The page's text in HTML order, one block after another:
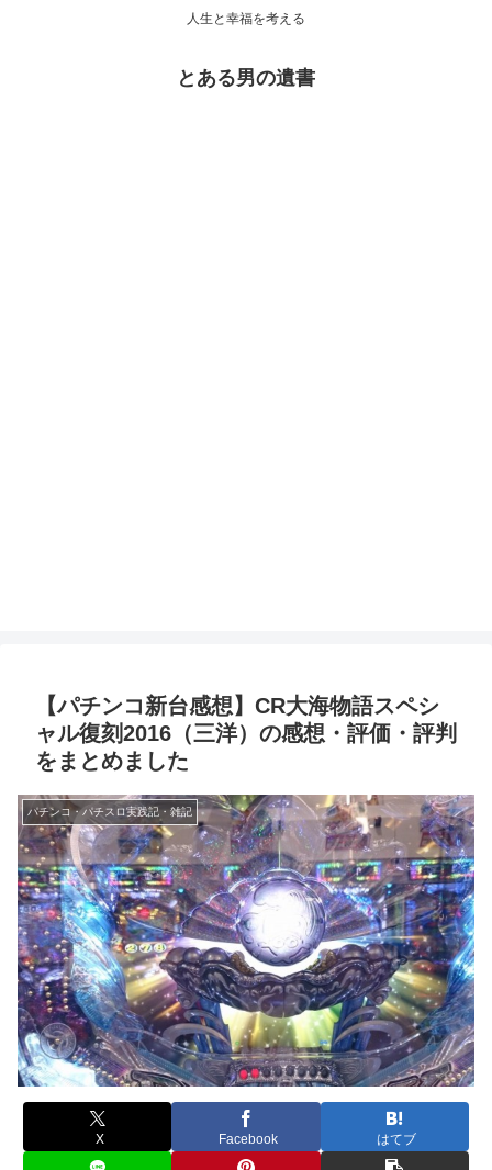
人生と幸福を考える
とある男の遺書
【パチンコ新台感想】CR大海物語スペシ
ャル復刻2016（三洋）の感想・評価・評判
をまとめました
パチンコ・パチスロ実践記・雑記
X Facebook はてブ